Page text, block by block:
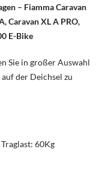
– Fiamma Caravan
Caravan XL A PRO,
E-Bike
Sie in großer Auswahl
der Deichsel zu
60Kg